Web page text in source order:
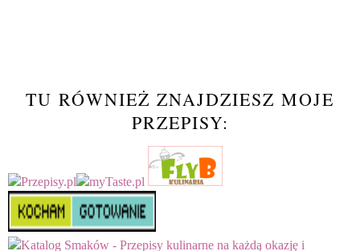
TU RÓWNIEŻ ZNAJDZIESZ MOJE
PRZEPISY: